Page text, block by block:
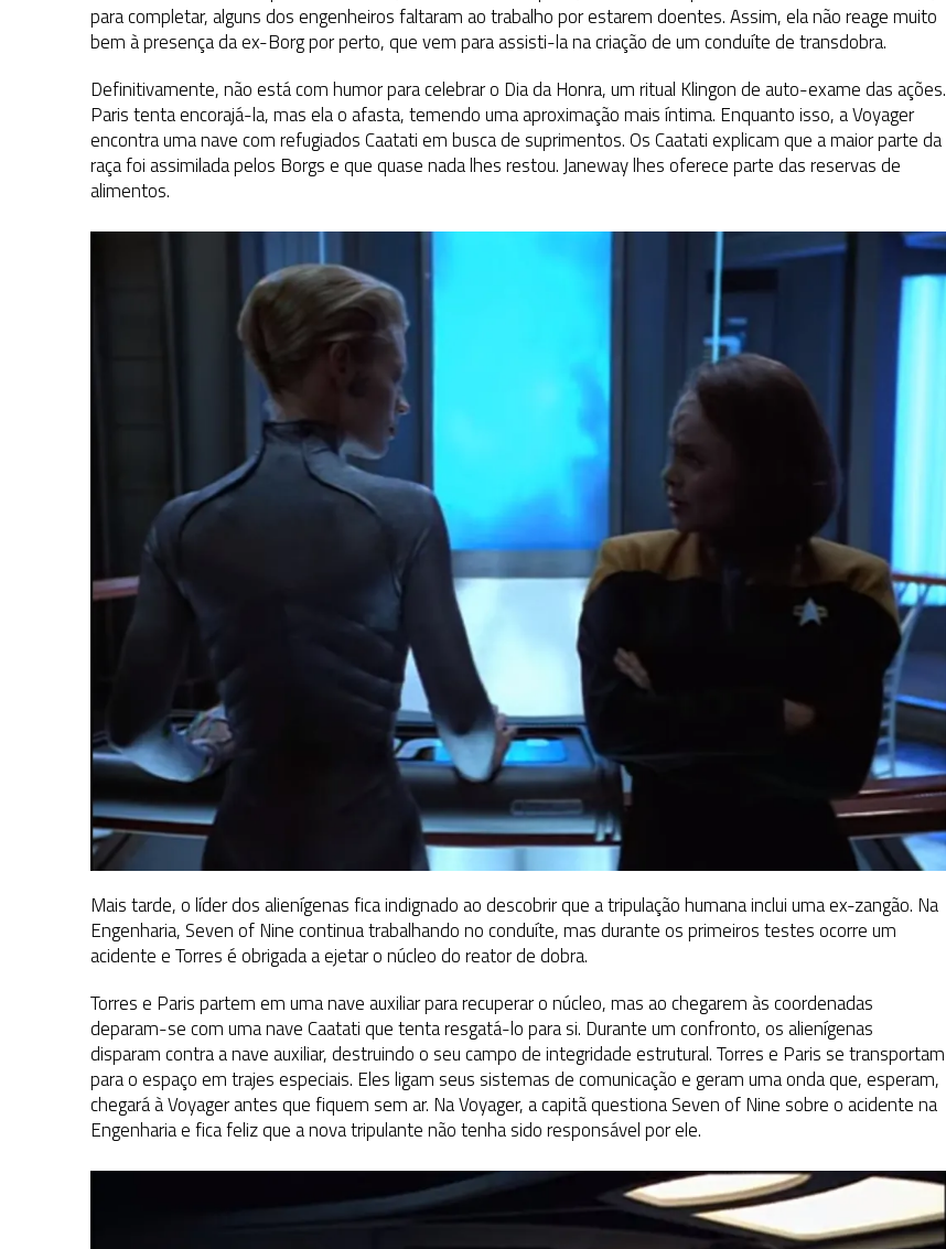
para completar, alguns dos engenheiros faltaram ao trabalho por estarem doentes. Assim, ela não reage muito
bem à presença da ex-Borg por perto, que vem para assisti-la na criação de um conduíte de transdobra.
Definitivamente, não está com humor para celebrar o Dia da Honra, um ritual Klingon de auto-exame das ações.
Paris tenta encorajá-la, mas ela o afasta, temendo uma aproximação mais íntima. Enquanto isso, a Voyager
encontra uma nave com refugiados Caatati em busca de suprimentos. Os Caatati explicam que a maior parte da
raça foi assimilada pelos Borgs e que quase nada lhes restou. Janeway lhes oferece parte das reservas de
alimentos.
Mais tarde, o líder dos alienígenas fica indignado ao descobrir que a tripulação humana inclui uma ex-zangão. Na
Engenharia, Seven of Nine continua trabalhando no conduíte, mas durante os primeiros testes ocorre um
acidente e Torres é obrigada a ejetar o núcleo do reator de dobra.
Torres e Paris partem em uma nave auxiliar para recuperar o núcleo, mas ao chegarem às coordenadas
deparam-se com uma nave Caatati que tenta resgatá-lo para si. Durante um confronto, os alienígenas
disparam contra a nave auxiliar, destruindo o seu campo de integridade estrutural. Torres e Paris se transportam
para o espaço em trajes especiais. Eles ligam seus sistemas de comunicação e geram uma onda que, esperam,
chegará à Voyager antes que fiquem sem ar. Na Voyager, a capitã questiona Seven of Nine sobre o acidente na
Engenharia e fica feliz que a nova tripulante não tenha sido responsável por ele.